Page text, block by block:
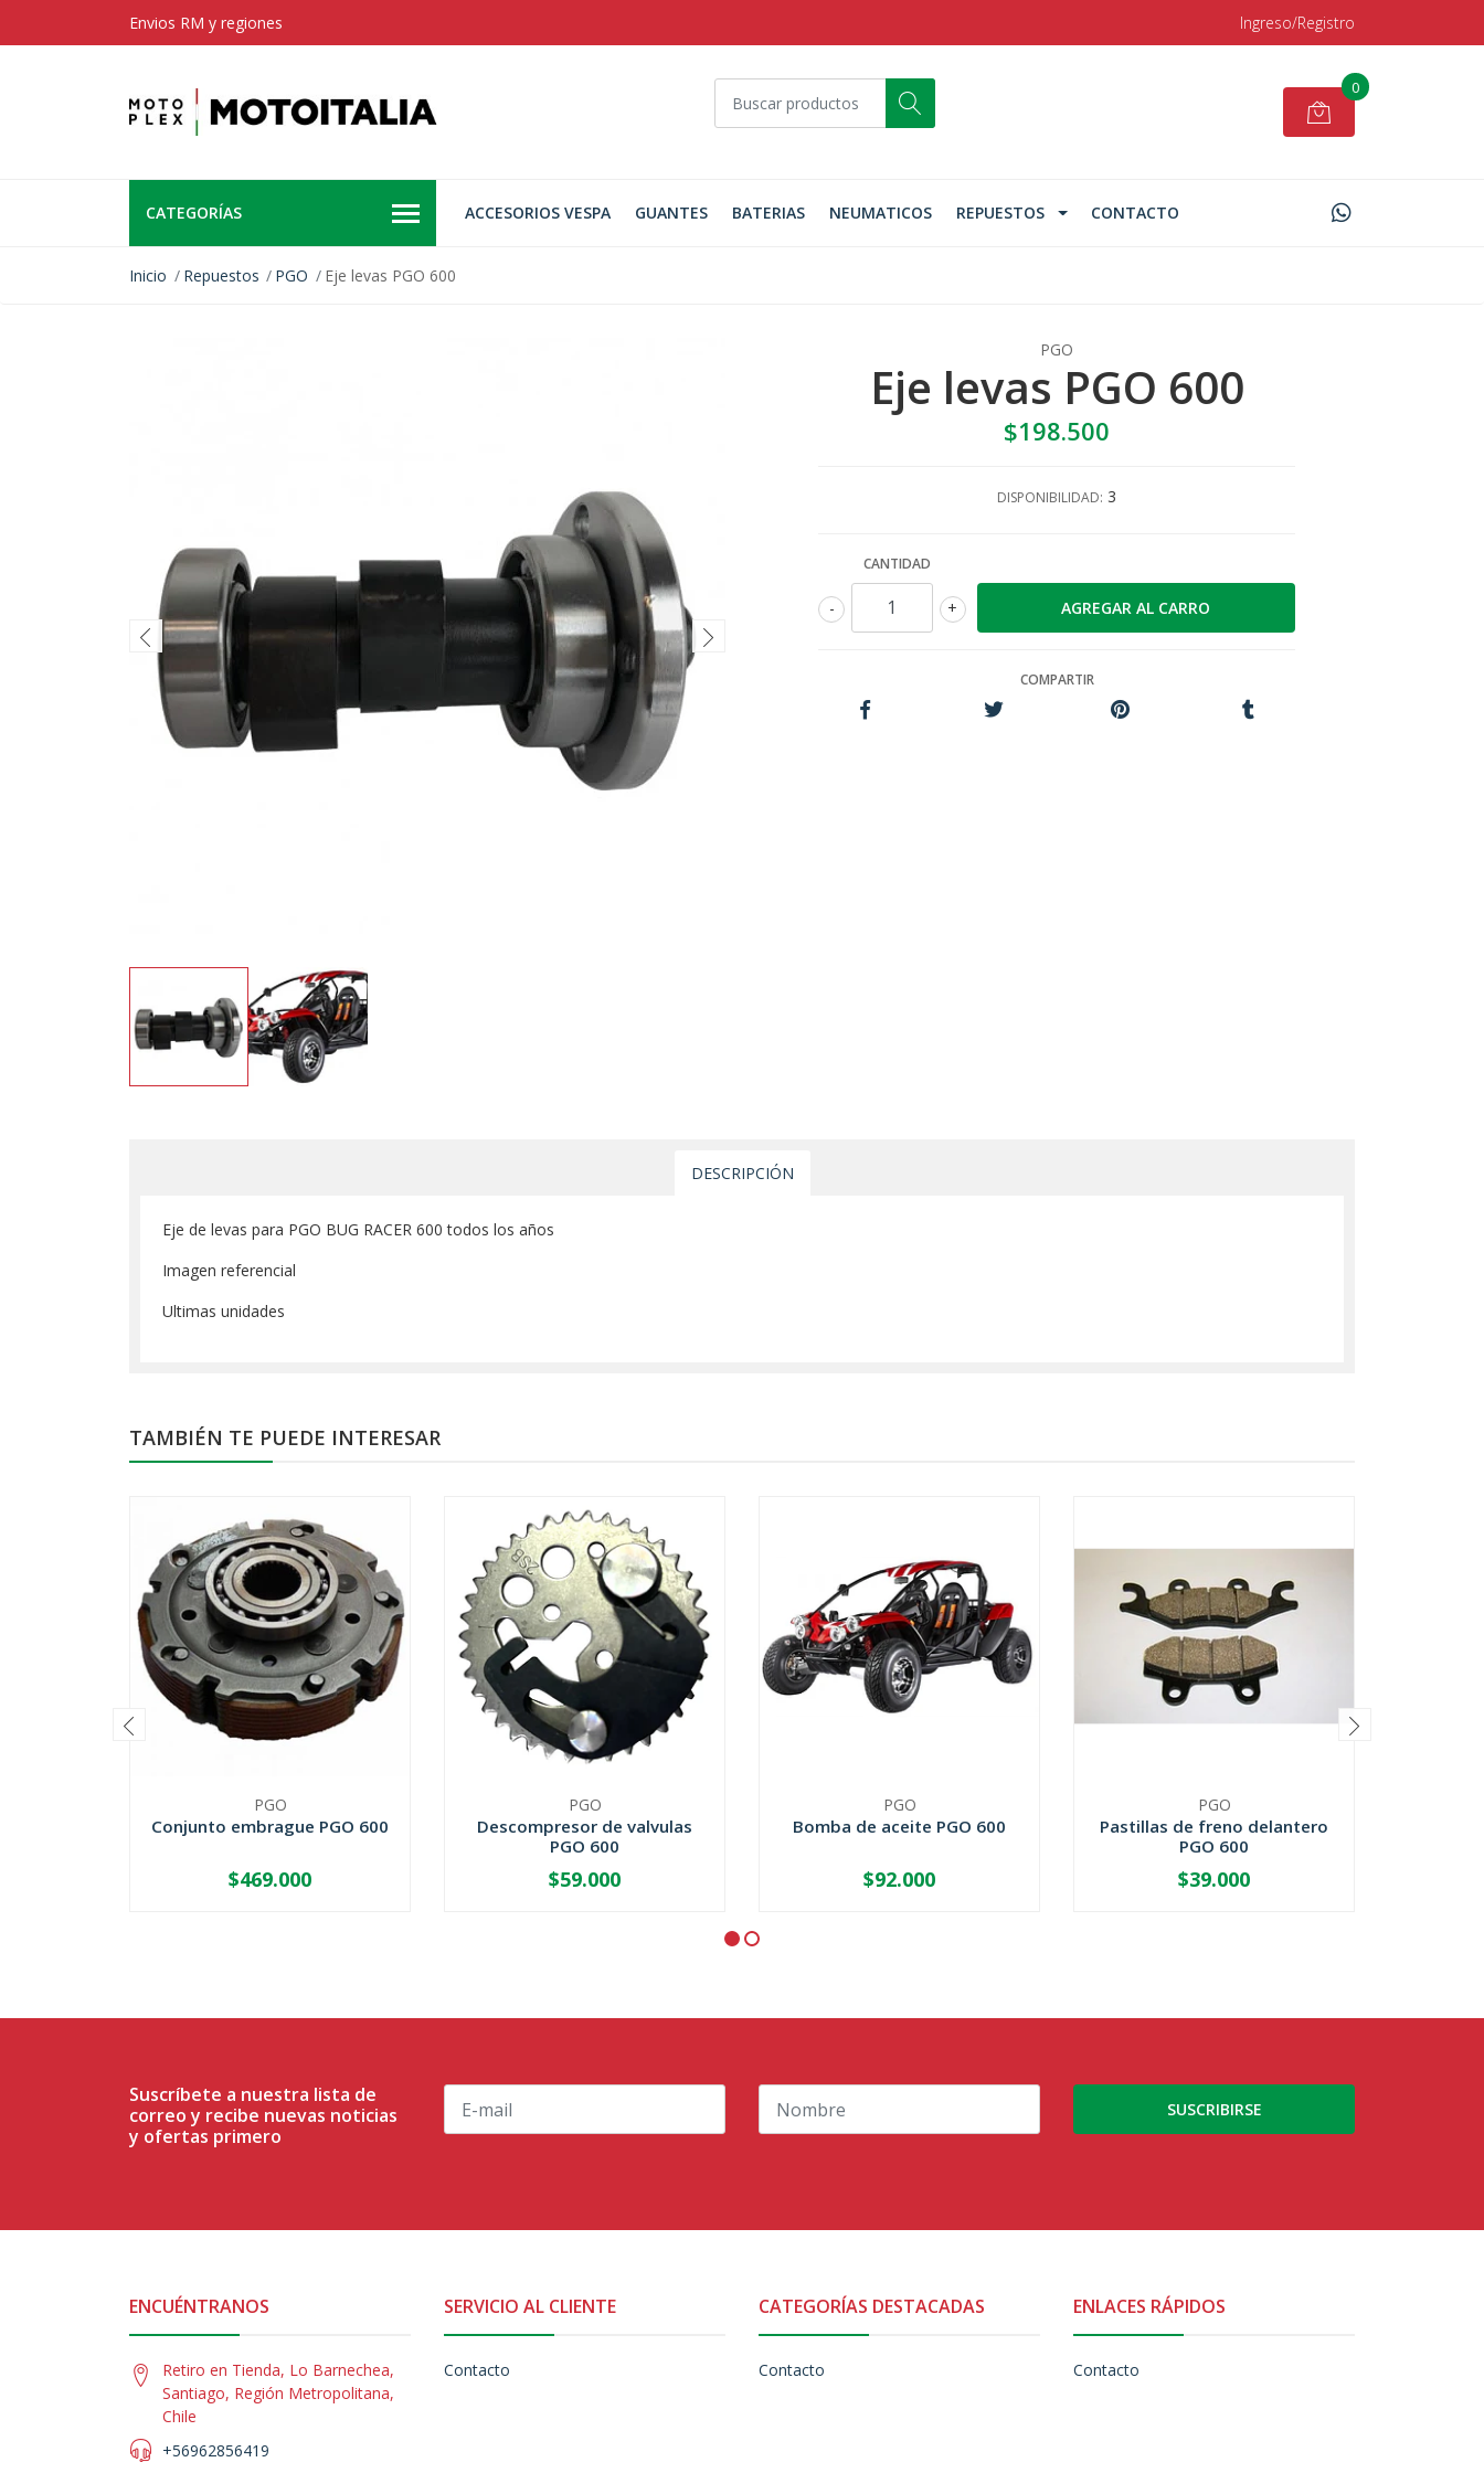
Envios RM y regiones Ingreso/Registro
0
CATEGORÍAS ACCESORIOS VESPA GUANTES BATERIAS NEUMATICOS REPUESTOS CONTACTO
Inicio Repuestos PGO Eje levas PGO 600
PGO
Eje levas PGO 600
$198.500
DISPONIBILIDAD: 3
CANTIDAD
+
-
COMPARTIR
DESCRIPCIÓN
Eje de levas para PGO BUG RACER 600 todos los años
Imagen referencial
Ultimas unidades
TAMBIÉN TE PUEDE INTERESAR
PGO
Conjunto embrague PGO 600
+
$469.000
PGO
Descompresor de valvulas
PGO 600
+
$59.000
PGO
Bomba de aceite PGO 600
+
$92.000
PGO
Pastillas de freno delantero
PGO 600
+
$39.000
Suscríbete a nuestra lista de
correo y recibe nuevas noticias
y ofertas primero
SUSCRIBIRSE
ENCUÉNTRANOS
Retiro en Tienda, Lo Barnechea,
Santiago, Región Metropolitana,
Chile
+56962856419
SERVICIO AL CLIENTE
Contacto
CATEGORÍAS DESTACADAS
Contacto
ENLACES RÁPIDOS
Contacto